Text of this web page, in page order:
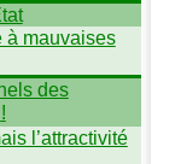
à mauvaises
des
!
l’attractivité